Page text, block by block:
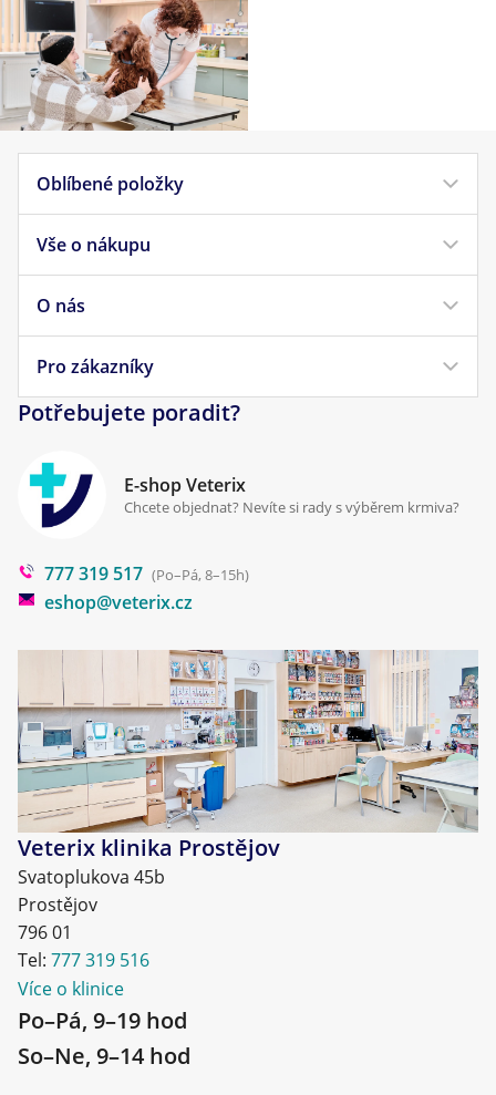
Oblíbené položky
Krmivo pro psy
Krmivo pro kočky
Veterinární diety
Pamlsky pro psy
Vše o nákupu
Doprava a platba
Obchodní podmínky
Reklamace a vrácení
Cookies a podmínky používání
O nás
Náš příběh
Pro zákazníky
Klinika Prostějov
Poradna
Blog
Potřebujete poradit?
E-shop Veterix
Chcete objednat? Nevíte si rady s výběrem krmiva?
777 319 517 (Po–Pá, 8–15h)
eshop@veterix.cz
Veterix klinika Prostějov
Svatoplukova 45b
Prostějov
796 01
Tel: 777 319 516
Více o klinice
Po–Pá, 9–19 hod
So–Ne, 9–14 hod